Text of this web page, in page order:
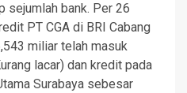
sejumlah bank. Per 26
PT CGA di BRI Cabang
miliar telah masuk
lacar) dan kredit pada
Surabaya sebesar